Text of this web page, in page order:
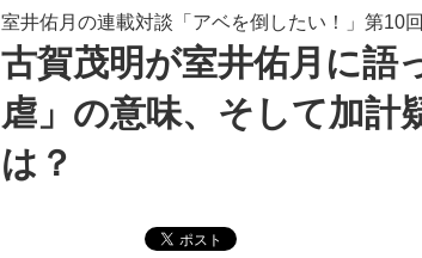
室井佑月の連載対談「アベを倒したい！」第10
古賀茂明が室井佑月に語
虐」の意味、そして加計
は？